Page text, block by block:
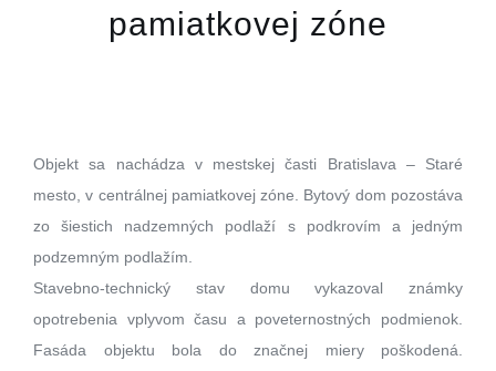
pamiatkovej zóne
Objekt sa nachádza v mestskej časti Bratislava – Staré
mesto, v centrálnej pamiatkovej zóne. Bytový dom pozostáva
zo šiestich nadzemných podlaží s podkrovím a jedným
podzemným podlažím.
Stavebno-technický stav domu vykazoval známky
opotrebenia vplyvom času a poveternostných podmienok.
Fasáda objektu bola do značnej miery poškodená.